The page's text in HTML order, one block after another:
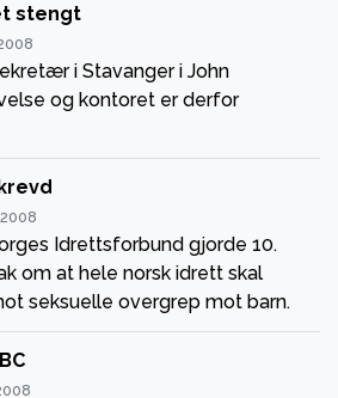
stengt
i Stavanger i John
og kontoret er derfor
Idrettsforbund gjorde 10.
om at hele norsk idrett skal
seksuelle overgrep mot barn.